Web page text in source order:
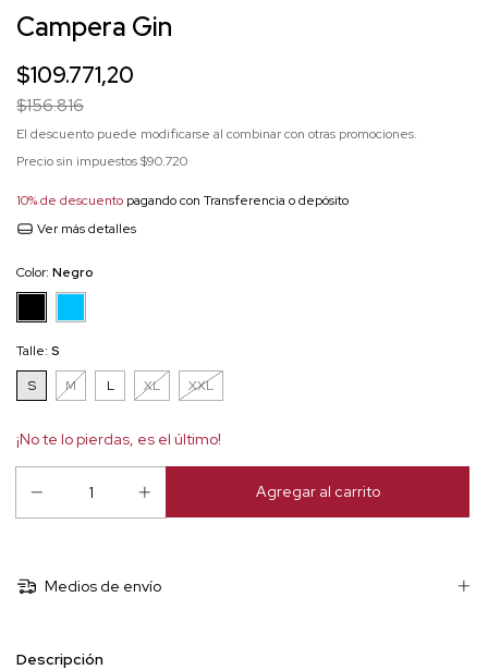
Campera Gin
$109.771,20
$156.816
El descuento puede modificarse al combinar con otras promociones.
Precio sin impuestos$90.720
10% de descuento pagando con Transferencia o depósito
Ver más detalles
Color: Negro
Talle: S
S
M L XL XXL
¡No te lo pierdas, es el último!
Medios de envío
Descripción